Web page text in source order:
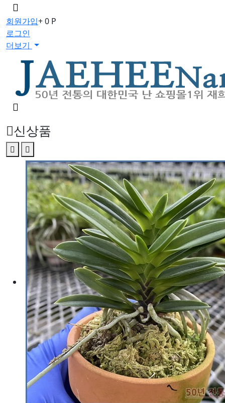
메
뉴
버
튼
회원가입+ 0 P
로그인
더보기
검
버
튼
신상품